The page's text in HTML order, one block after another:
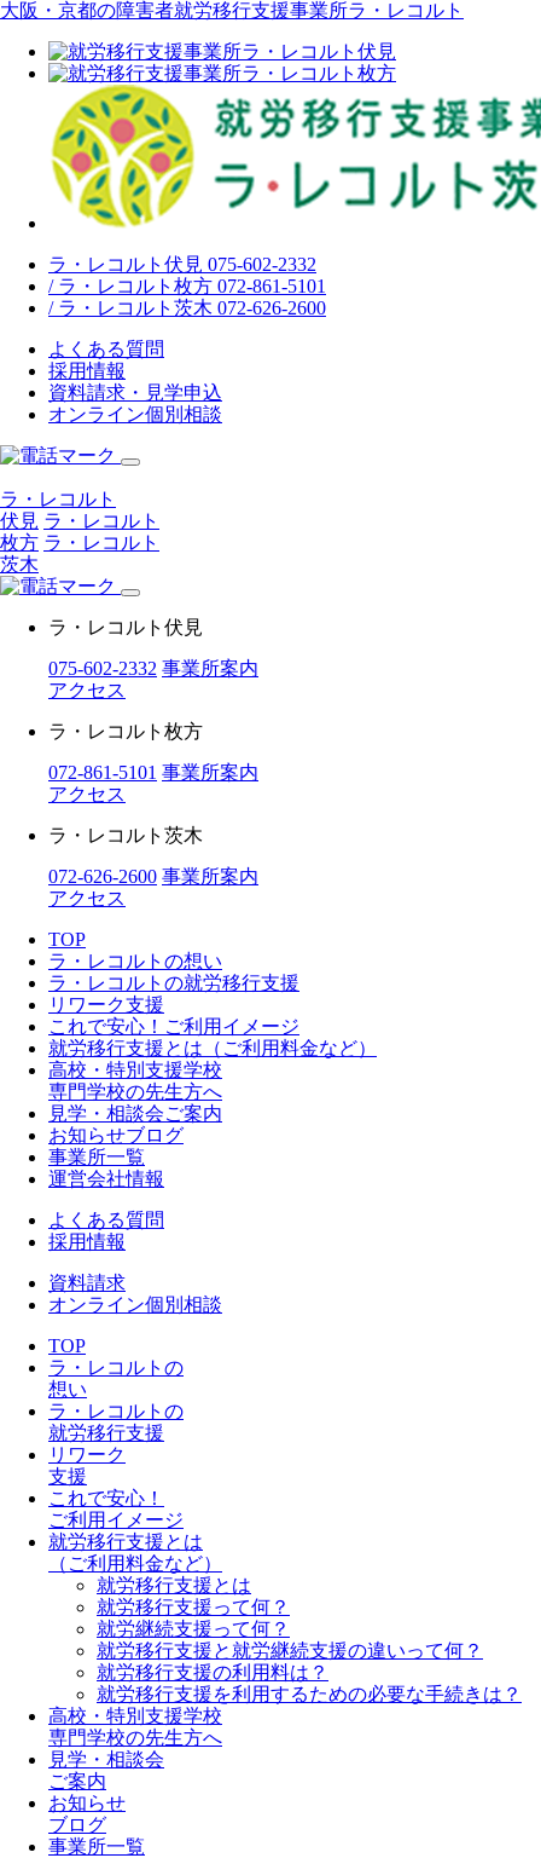
大阪・京都の障害者就労移行支援事業所ラ・レコルト
ラ・レコルト伏見 075-602-2332
/ ラ・レコルト枚方 072-861-5101
/ ラ・レコルト茨木 072-626-2600
よくある質問
採用情報
資料請求・見学申込
オンライン個別相談
ラ・レコルト
伏見 ラ・レコルト
枚方 ラ・レコルト
茨木
ラ・レコルト伏見
075-602-2332 事業所案内
アクセス
ラ・レコルト枚方
072-861-5101 事業所案内
アクセス
ラ・レコルト茨木
072-626-2600 事業所案内
アクセス
TOP
ラ・レコルトの想い
ラ・レコルトの就労移行支援
リワーク支援
これで安心！ご利用イメージ
就労移行支援とは（ご利用料金など）
高校・特別支援学校
専門学校の先生方へ
見学・相談会ご案内
お知らせブログ
事業所一覧
運営会社情報
よくある質問
採用情報
資料請求
オンライン個別相談
TOP
ラ・レコルトの
想い
ラ・レコルトの
就労移行支援
リワーク
支援
これで安心！
ご利用イメージ
就労移行支援とは
（ご利用料金など）
就労移行支援とは
就労移行支援って何？
就労継続支援って何？
就労移行支援と就労継続支援の違いって何？
就労移行支援の利用料は？
就労移行支援を利用するための必要な手続きは？
高校・特別支援学校
専門学校の先生方へ
見学・相談会
ご案内
お知らせ
ブログ
事業所一覧